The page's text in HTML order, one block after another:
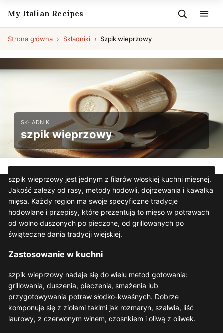
My Italian Recipes
Strona główna Składniki Szpik wieprzowy
SKŁADNIK
szpik wieprzowy
szpik wieprzowy jest jednym z filarów włoskiej kuchni mięsnej.
Jakość zależy od rasy, metody hodowli, dojrzewania i kawałka
mięsa. Każdy region ma swoje specyficzne tradycje
hodowlane i przepisy, które prezentują to mięso w potrawach
od wolno duszonych po pieczone, od grillowanych po
świąteczne dania tradycji wiejskiej.
Zastosowanie w kuchni
szpik wieprzowy nadaje się do wielu metod gotowania:
grillowania, duszenia, pieczenia, smażenia lub
przygotowywania potraw słodko-kwaśnych. Dobrze
komponuje się z ziołami takimi jak rozmaryn, szałwia, liść
laurowy, z czerwonym winem, czosnkiem i oliwą z oliwek.